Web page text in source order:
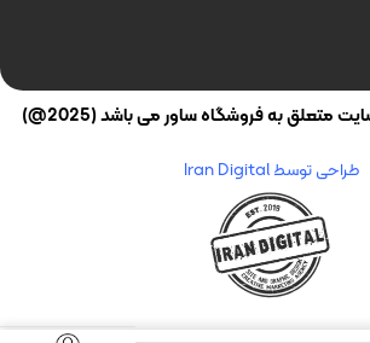
به فروشگاه ساور می باشد (2025@)
طراحی توسط Iran Digital